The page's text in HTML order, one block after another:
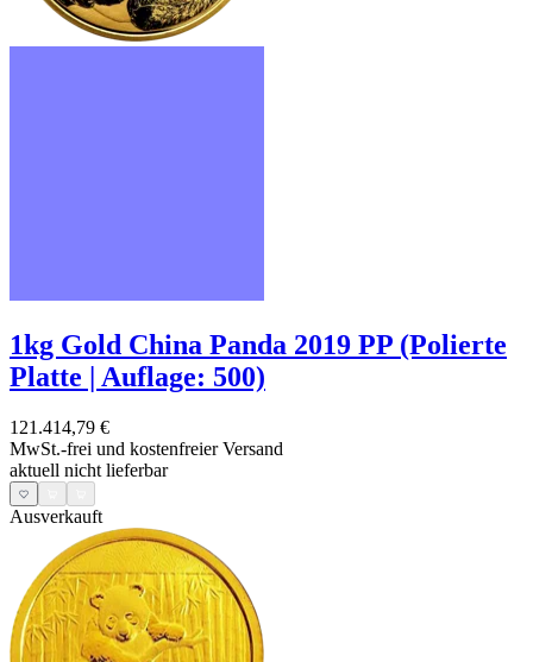
1kg Gold China Panda 2019 PP (Polierte
Platte | Auflage: 500)
121.414,79 €
MwSt.-frei und kostenfreier Versand
aktuell nicht lieferbar
Ausverkauft